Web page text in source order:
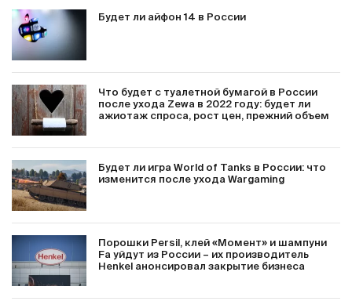
Будет ли айфон 14 в России
Что будет с туалетной бумагой в России
после ухода Zewa в 2022 году: будет ли
ажиотаж спроса, рост цен, прежний объем
Будет ли игра World of Tanks в России: что
изменится после ухода Wargaming
Порошки Persil, клей «Момент» и шампуни
Fa уйдут из России – их производитель
Henkel анонсировал закрытие бизнеса